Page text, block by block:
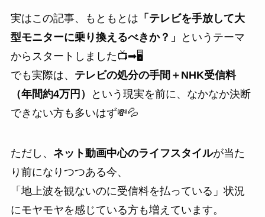
実はこの記事、もともとは 「テレビを手放して大
型モニターに乗り換えるべきか？」
というテーマ
からスタートしました📺➡🖥
でも実際は、 テレビの処分の手間＋NHK受信料
（年間約4万円）
という現実を前に、なかなか決断
できない方も多いはず💸💦
ただし、 ネット動画中心のライフスタイルが当た
り前になりつつある今、
「地上波を観ないのに受信料を払っている」状況
にモヤモヤを感じている方も増えています。